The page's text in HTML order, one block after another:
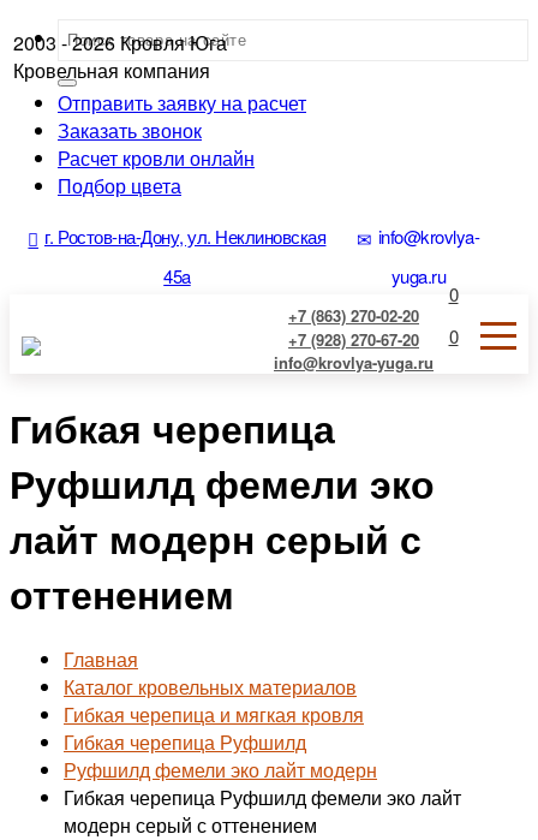
Отправить заявку на расчет
Заказать звонок
Расчет кровли онлайн
Подбор цвета
г. Ростов-на-Дону, ул. Неклиновская
45a
info@krovlya-
yuga.ru
+7 (863) 270-02-20
+7 (928) 270-67-20
info@krovlya-yuga.ru
0
0
Гибкая черепица
Руфшилд фемели эко
лайт модерн серый с
оттенением
Главная
Каталог кровельных материалов
Гибкая черепица и мягкая кровля
Гибкая черепица Руфшилд
Руфшилд фемели эко лайт модерн
Гибкая черепица Руфшилд фемели эко лайт
модерн серый с оттенением
2003 - 2026Кровля Юга
Кровельная компания